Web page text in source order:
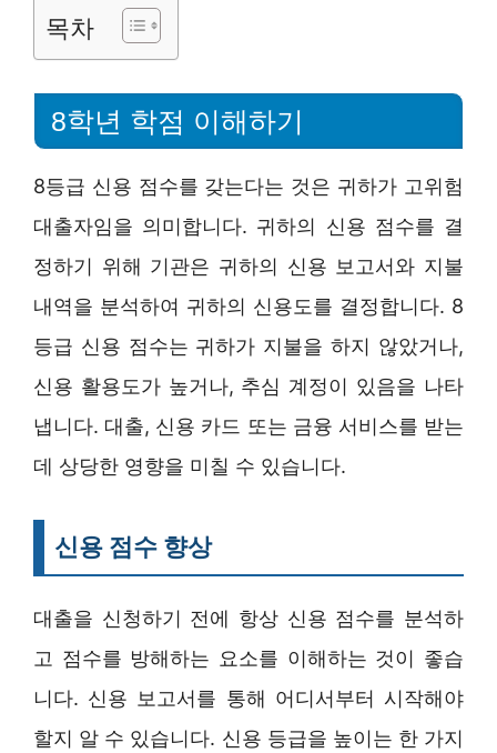
목차
8학년 학점 이해하기
8등급 신용 점수를 갖는다는 것은 귀하가 고위험
대출자임을 의미합니다. 귀하의 신용 점수를 결
정하기 위해 기관은 귀하의 신용 보고서와 지불
내역을 분석하여 귀하의 신용도를 결정합니다. 8
등급 신용 점수는 귀하가 지불을 하지 않았거나,
신용 활용도가 높거나, 추심 계정이 있음을 나타
냅니다. 대출, 신용 카드 또는 금융 서비스를 받는
데 상당한 영향을 미칠 수 있습니다.
신용 점수 향상
대출을 신청하기 전에 항상 신용 점수를 분석하
고 점수를 방해하는 요소를 이해하는 것이 좋습
니다. 신용 보고서를 통해 어디서부터 시작해야
할지 알 수 있습니다. 신용 등급을 높이는 한 가지